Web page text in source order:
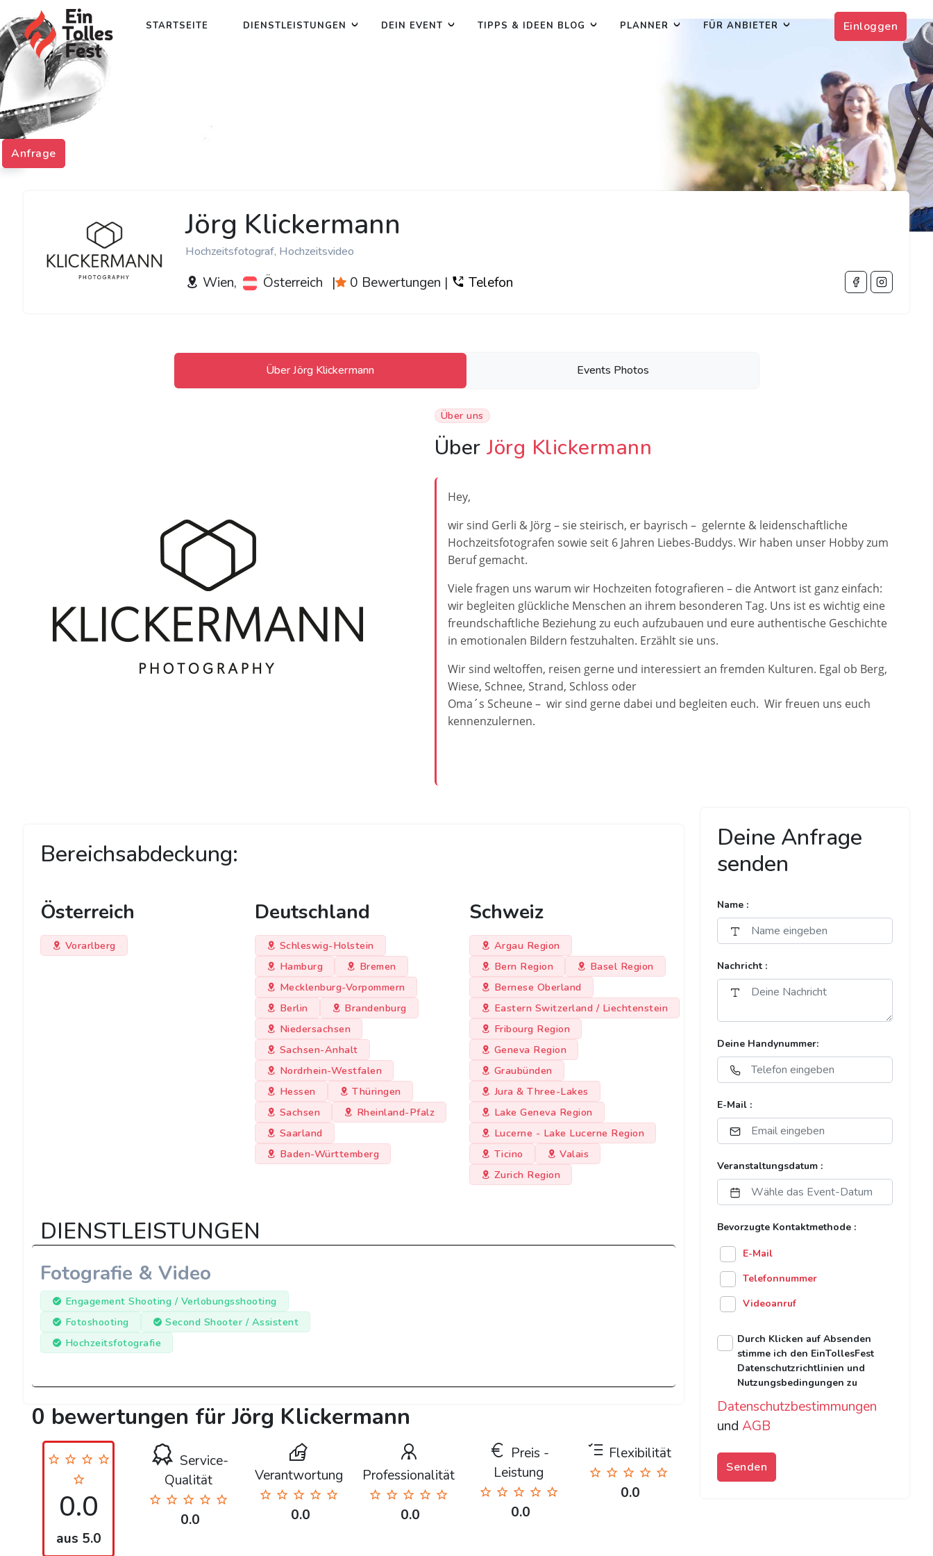
Einloggen
STARTSEITE DIENSTLEISTUNGEN DEIN EVENT TIPPS & IDEEN BLOG PLANNER FÜR ANBIETER
Jörg Klickermann
Hochzeitsfotograf, Hochzeitsvideo
Wien, Österreich | 0 Bewertungen | Telefon
Über Jörg Klickermann Events Photos
Über uns
ÜberJörg Klickermann
Hey,
wir sind Gerli & Jörg – sie steirisch, er bayrisch – gelernte & leidenschaftliche
Hochzeitsfotografen sowie seit 6 Jahren Liebes-Buddys. Wir haben unser Hobby zum
Beruf gemacht.
Viele fragen uns warum wir Hochzeiten fotografieren – die Antwort ist ganz einfach:
wir begleiten glückliche Menschen an ihrem besonderen Tag. Uns ist es wichtig eine
freundschaftliche Beziehung zu euch aufzubauen und eure authentische Geschichte
in emotionalen Bildern festzuhalten. Erzählt sie uns.
Wir sind weltoffen, reisen gerne und interessiert an fremden Kulturen. Egal ob Berg,
Wiese, Schnee, Strand, Schloss oder
Oma´s Scheune – wir sind gerne dabei und begleiten euch. Wir freuen uns euch
kennenzulernen.
Bereichsabdeckung:
Österreich
Vorarlberg
Deutschland
Schleswig-Holstein
Hamburg
Bremen
Mecklenburg-Vorpommern
Berlin
Brandenburg
Niedersachsen
Sachsen-Anhalt
Nordrhein-Westfalen
Hessen
Thüringen
Sachsen
Rheinland-Pfalz
Saarland
Baden-Württemberg
Schweiz
Argau Region
Bern Region
Basel Region
Bernese Oberland
Eastern Switzerland / Liechtenstein
Fribourg Region
Geneva Region
Graubünden
Jura & Three-Lakes
Lake Geneva Region
Lucerne - Lake Lucerne Region
Ticino
Valais
Zurich Region
DIENSTLEISTUNGEN
Fotografie & Video
Engagement Shooting / Verlobungsshooting
Fotoshooting
Second Shooter / Assistent
Hochzeitsfotografie
0 bewertungen für Jörg Klickermann
0.0
aus 5.0
Service-
Qualität
0.0
Verantwortung
0.0
Professionalität
0.0
Preis -
Leistung
0.0
Flexibilität
0.0
Deine Anfrage
senden
Name :
Nachricht :
Deine Handynummer:
E-Mail :
Veranstaltungsdatum :
Bevorzugte Kontaktmethode :
E-Mail
Telefonnummer
Videoanruf
Durch Klicken auf Absenden
stimme ich den EinTollesFest
Datenschutzrichtlinien und
Nutzungsbedingungen zu
Datenschutzbestimmungen
und AGB
Senden
Anfrage